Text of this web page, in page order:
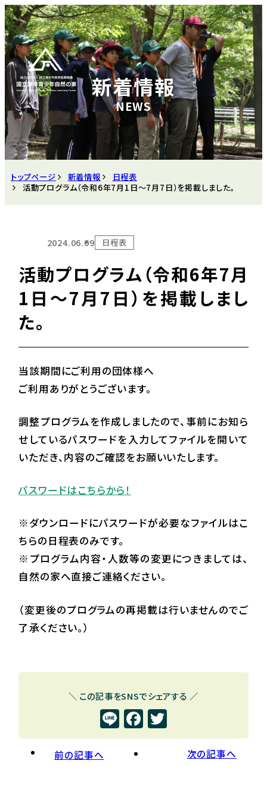
新着情報
トップページ 新着情報
日程表
活動プログラム（令和6年7月1日～7月7日）を掲載しました。
2024.06.09 日程表
活動プログラム（令和6年7月
1日～7月7日）を掲載しまし
た。
当該期間にご利用の団体様へ
ご利用ありがとうございます。
調整プログラムを作成しましたので、事前にお知ら
せしているパスワードを入力してファイルを開いて
いただき、内容のご確認をお願いいたします。
パスワードはこちらから！
※ダウンロードにパスワードが必要なファイルはこ
ちらの日程表のみです。
※プログラム内容・人数等の変更につきましては、
自然の家へ直接ご連絡ください。
（変更後のプログラムの再掲載は行いませんのでご
了承ください。）
＼ この記事をSNSでシェアする ／
LineFacebook
Twitter
前の記事へ 次の記事へ